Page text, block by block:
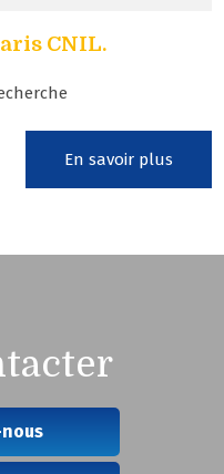
CNIL.
En savoir plus
nous